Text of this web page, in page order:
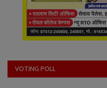
VOTING POLL